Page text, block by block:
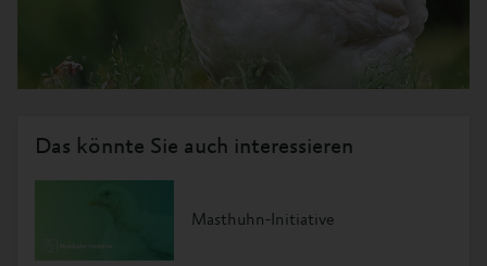
Das könnte Sie auch interessieren
Masthuhn-Initiative